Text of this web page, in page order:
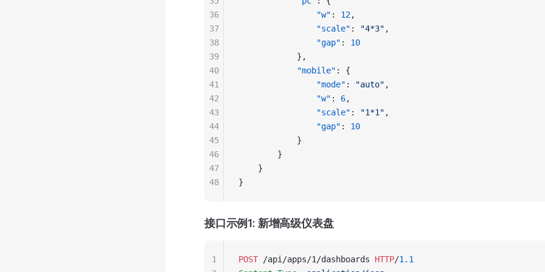
                "w"
: 12,
                "scale"
: "4*3" ,
                "gap"
: 10
            },
            "mobile"
: {
                "mode"
: "auto" ,
                "w"
: 6,
                "scale"
: "1*1" ,
                "gap"
: 10
            }
        }
    }
}
36
37
38
39
40
41
42
43
44
45
46
47
48
接口示例1: 新增高级仪表盘
POST /api/apps/1/dashboards HTTP/1.1
1